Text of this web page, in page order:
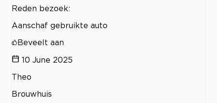
Reden bezoek:
Aanschaf gebruikte auto
Beveelt aan
10 June 2025
Theo
Brouwhuis